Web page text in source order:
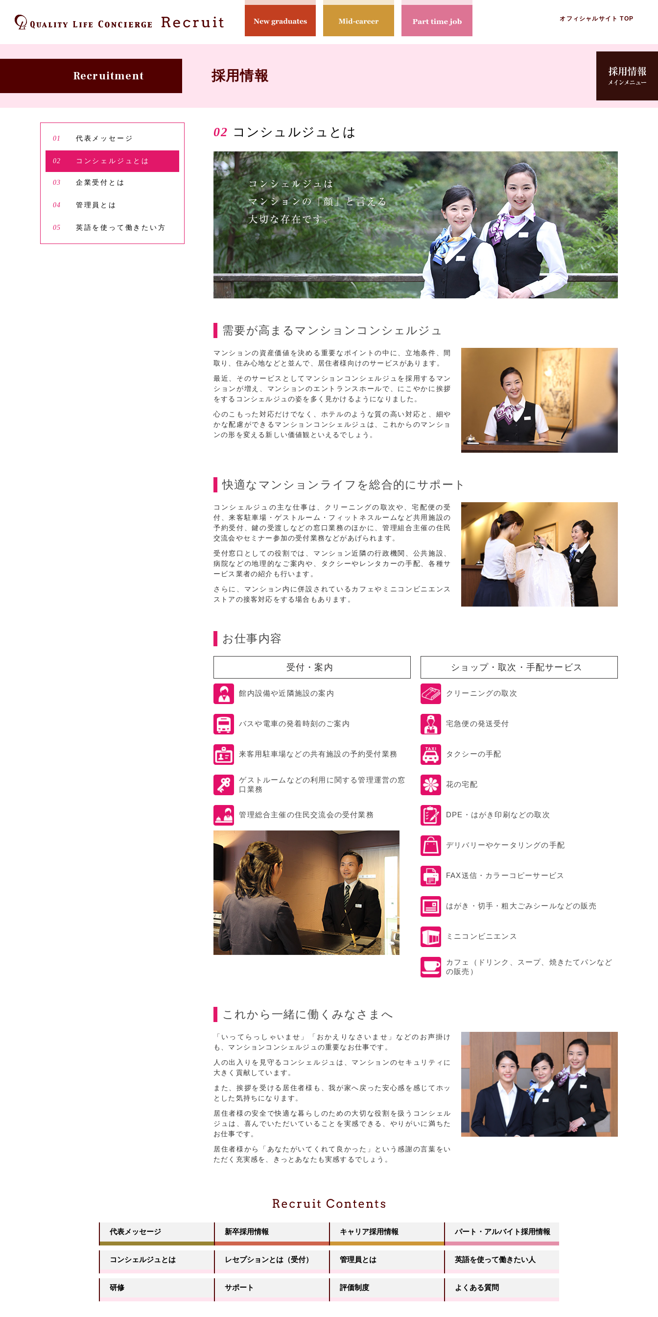
オフィシャルサイト TOP
Recruitment 採用情報
01 代表メッセージ
02 コンシェルジュとは
03 企業受付とは
04 管理員とは
05 英語を使って働きたい方
02 コンシュルジュとは
需要が高まるマンションコンシェルジュ
マンションの資産価値を決める重要なポイントの中に、立地条件、間
取り、住み心地などと並んで、居住者様向けのサービスがあります。
最近、そのサービスとしてマンションコンシェルジュを採用するマン
ションが増え、マンションのエントランスホールで、にこやかに挨拶
をするコンシェルジュの姿を多く見かけるようになりました。
心のこもった対応だけでなく、ホテルのような質の高い対応と、細や
かな配慮ができるマンションコンシェルジュは、これからのマンショ
ンの形を変える新しい価値観といえるでしょう。
快適なマンションライフを総合的にサポート
コンシェルジュの主な仕事は、クリーニングの取次や、宅配便の受
付、来客駐車場・ゲストルーム・フィットネスルームなど共用施設の
予約受付、鍵の受渡しなどの窓口業務のほかに、管理組合主催の住民
交流会やセミナー参加の受付業務などがあげられます。
受付窓口としての役割では、マンション近隣の行政機関、公共施設、
病院などの地理的なご案内や、タクシーやレンタカーの手配、各種サ
ービス業者の紹介も行います。
さらに、マンション内に併設されているカフェやミニコンビニエンス
ストアの接客対応をする場合もあります。
お仕事内容
受付・案内
館内設備や近隣施設の案内
バスや電車の発着時刻のご案内
来客用駐車場などの共有施設の予約受付業務
ゲストルームなどの利用に関する管理運営の窓
口業務
管理総合主催の住民交流会の受付業務
ショップ・取次・手配サービス
クリーニングの取次
宅急便の発送受付
タクシーの手配
花の宅配
DPE・はがき印刷などの取次
デリバリーやケータリングの手配
FAX送信・カラーコピーサービス
はがき・切手・粗大ごみシールなどの販売
ミニコンビニエンス
カフェ（ドリンク、スープ、焼きたてパンなど
の販売）
これから一緒に働くみなさまへ
「いってらっしゃいませ」「おかえりなさいませ」などのお声掛け
も、マンションコンシェルジュの重要なお仕事です。
人の出入りを見守るコンシェルジュは、マンションのセキュリティに
大きく貢献しています。
また、挨拶を受ける居住者様も、我が家へ戻った安心感を感じてホッ
とした気持ちになります。
居住者様の安全で快適な暮らしのための大切な役割を扱うコンシェル
ジュは、喜んでいただいていることを実感できる、やりがいに満ちた
お仕事です。
居住者様から「あなたがいてくれて良かった」という感謝の言葉をい
ただく充実感を、きっとあなたも実感するでしょう。
代表メッセージ 新卒採用情報 キャリア採用情報 パート・アルバイト採用情報
コンシェルジュとは レセプションとは（受付） 管理員とは 英語を使って働きたい人
研修 サポート 評価制度 よくある質問